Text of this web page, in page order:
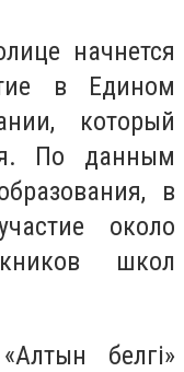
начнется
в Едином
который
По данным
в
около
школ
белгі»